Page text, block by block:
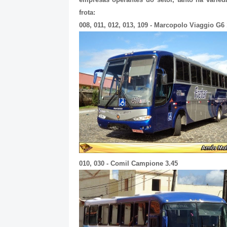
frota:
008, 011, 012, 013, 109 - Marcopolo Viaggio G6
010, 030 - Comil Campione 3.45